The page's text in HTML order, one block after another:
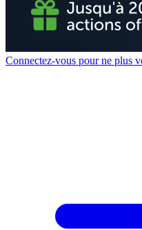
Connectez-vous pour ne plus